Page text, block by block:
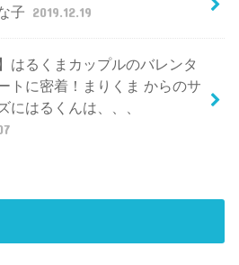
子 2019.12.19
はるくまカップルのバレンタ
トに密着！まりくま からのサ
にはるくんは、、、